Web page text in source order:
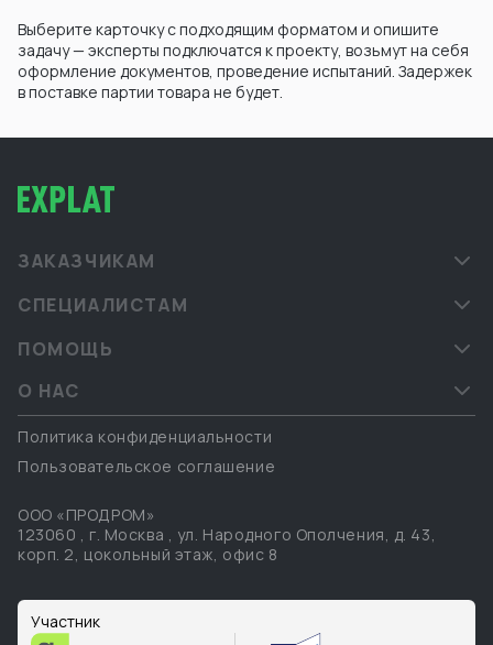
Выберите карточку с подходящим форматом и опишите
задачу — эксперты подключатся к проекту, возьмут на себя
оформление документов, проведение испытаний. Задержек
в поставке партии товара не будет.
ЗАКАЗЧИКАМ
СПЕЦИАЛИСТАМ
ПОМОЩЬ
О НАС
Политика конфиденциальности
Пользовательское соглашение
ООО «ПРОДРОМ»
123060 , г. Москва , ул. Народного Ополчения, д. 43,
корп. 2, цокольный этаж, офис 8
Участник